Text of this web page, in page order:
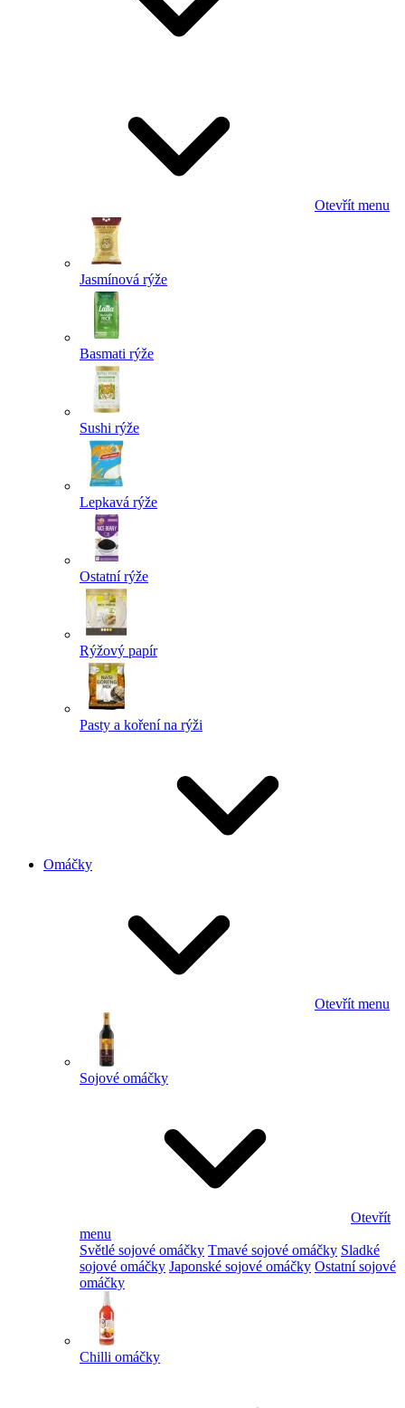
Otevřít menu
Jasmínová rýže
Basmati rýže
Sushi rýže
Lepkavá rýže
Ostatní rýže
Rýžový papír
Pasty a koření na rýži
Omáčky
Otevřít menu
Sojové omáčky
Otevřít
menu
Světlé sojové omáčky Tmavé sojové omáčky Sladké
sojové omáčky Japonské sojové omáčky Ostatní sojové
omáčky
Chilli omáčky